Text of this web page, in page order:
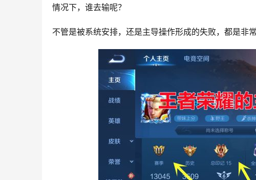
情况下，谁去输呢？
不管是被系统安排，还是主导操作形成的失败，都是非常